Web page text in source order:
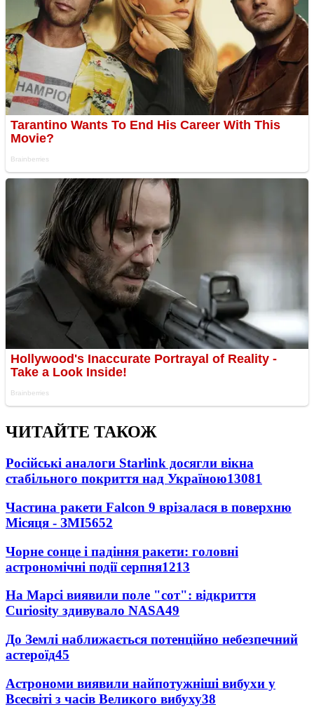
ЧИТАЙТЕ ТАКОЖ
Російські аналоги Starlink досягли вікна
стабільного покриття над Україною13081
Частина ракети Falcon 9 врізалася в поверхню
Місяця - ЗМІ5652
Чорне сонце і падіння ракети: головні
астрономічні події серпня1213
На Марсі виявили поле "сот": відкриття
Curiosity здивувало NASA49
До Землі наближається потенційно небезпечний
астероїд45
Астрономи виявили найпотужніші вибухи у
Всесвіті з часів Великого вибуху38